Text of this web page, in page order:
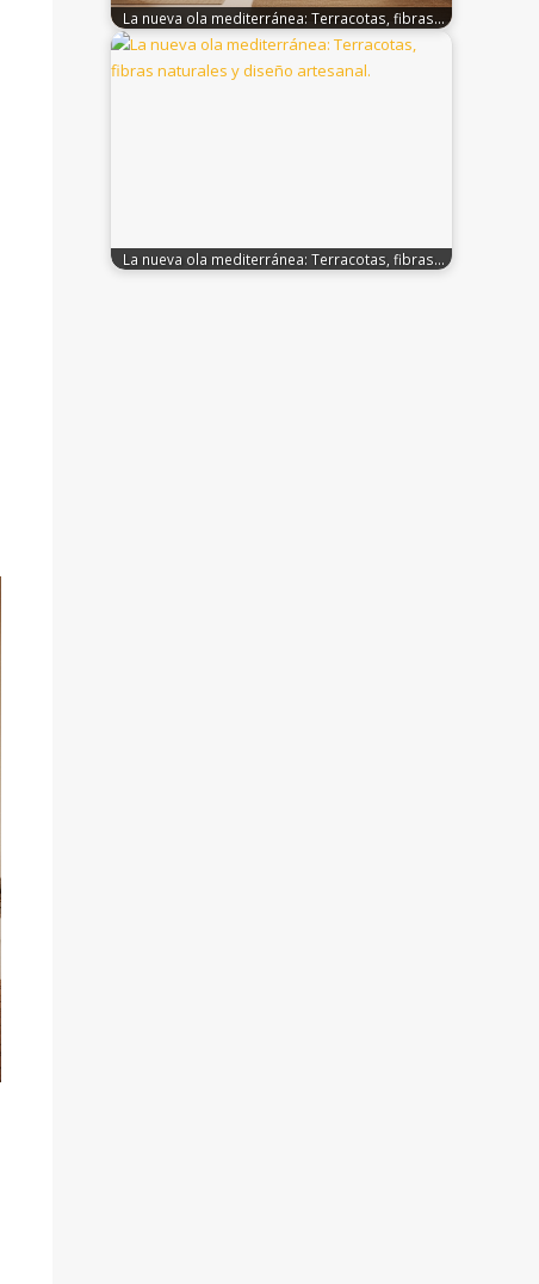
La nueva ola mediterránea: Terracotas, fibras…
La nueva ola mediterránea: Terracotas, fibras…